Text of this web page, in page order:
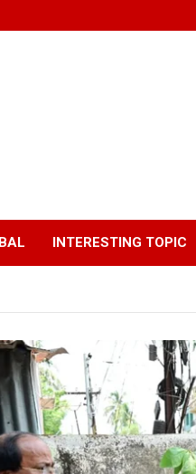
INTERESTING TOPIC